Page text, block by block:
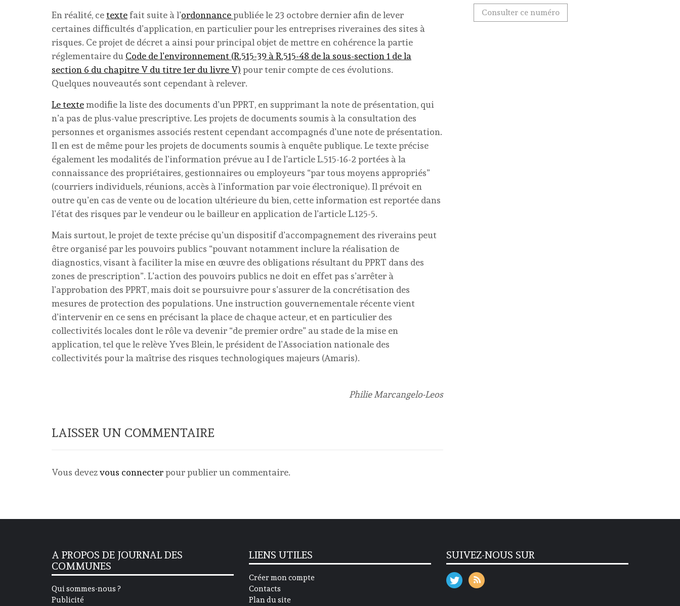
En réalité, cetextefait suite à l’ordonnancepubliée le 23 octobre dernier afin de lever
certaines difficultés d’application, en particulier pour les entreprises riveraines des sites à
risques. Ce projet de décret a ainsi pour principal objet de mettre en cohérence la partie
réglementaire du Code de l’environnement (R.515-39 à R.515-48 de la sous-section 1 de la
section 6 du chapitre V du titre 1er du livre V) pour tenir compte de ces évolutions.
Quelques nouveautés sont cependant à relever.
Le textemodifie la liste des documents d’un PPRT, en supprimant la note de présentation, qui
n’a pas de plus-value prescriptive. Les projets de documents soumis à la consultation des
personnes et organismes associés restent cependant accompagnés d’une note de présentation.
Il en est de même pour les projets de documents soumis à enquête publique. Le texte précise
également les modalités de l’information prévue au I de l’article L.515-16-2 portées à la
connaissance des propriétaires, gestionnaires ou employeurs “par tous moyens appropriés”
(courriers individuels, réunions, accès à l’information par voie électronique). Il prévoit en
outre qu’en cas de vente ou de location ultérieure du bien, cette information est reportée dans
l’état des risques par le vendeur ou le bailleur en application de l’article L.125-5.
Mais surtout, le projet de texte précise qu’un dispositif d’accompagnement des riverains peut
être organisé par les pouvoirs publics “pouvant notamment inclure la réalisation de
diagnostics, visant à faciliter la mise en œuvre des obligations résultant du PPRT dans des
zones de prescription”. L’action des pouvoirs publics ne doit en effet pas s’arrêter à
l’approbation des PPRT, mais doit se poursuivre pour s’assurer de la concrétisation des
mesures de protection des populations. Une instruction gouvernementale récente vient
d’intervenir en ce sens en précisant la place de chaque acteur, et en particulier des
collectivités locales dont le rôle va devenir “de premier ordre” au stade de la mise en
application, tel que le relève Yves Blein, le président de l’Association nationale des
collectivités pour la maîtrise des risques technologiques majeurs (Amaris).
Philie Marcangelo-Leos
LAISSER UN COMMENTAIRE
Vous devezvous connecterpour publier un commentaire.
Consulter ce numéro
A PROPOS DE JOURNAL DES
COMMUNES
Qui sommes-nous ?
Publicité
LIENS UTILES
Créer mon compte
Contacts
Plan du site
SUIVEZ-NOUS SUR